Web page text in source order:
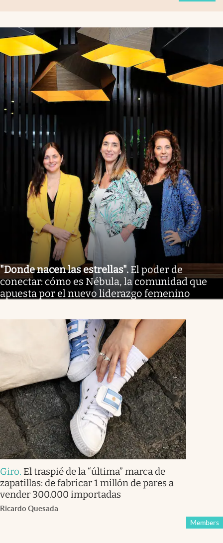
"Donde nacen las estrellas". El poder de
conectar: cómo es Nébula, la comunidad que
apuesta por el nuevo liderazgo femenino
Giro. El traspié de la “última” marca de
zapatillas: de fabricar 1 millón de pares a
vender 300.000 importadas
Ricardo Quesada
Members